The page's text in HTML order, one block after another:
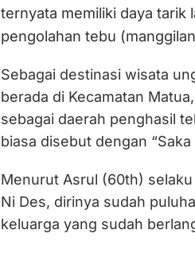
ternyata memiliki daya tarik
pengolahan tebu
Sebagai destinasi wisata
berada di Kecamatan
sebagai daerah penghasil
biasa disebut dengan “Saka
Menurut Asrul (60th)
Ni Des, dirinya sudah
keluarga yang sudah